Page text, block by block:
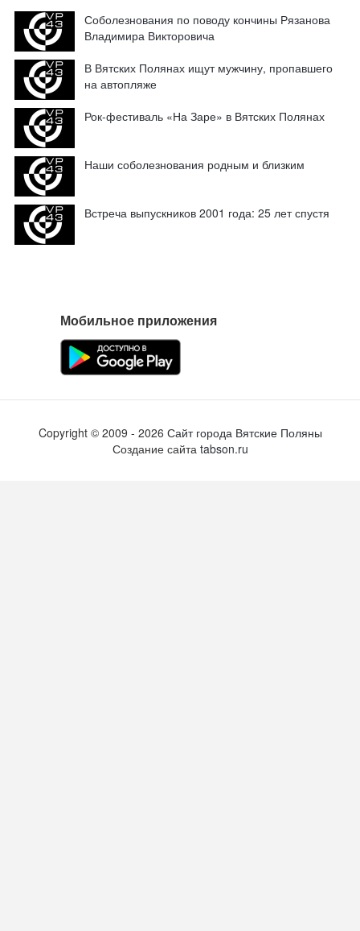
Соболезнования по поводу кончины Рязанова
Владимира Викторовича
В Вятских Полянах ищут мужчину, пропавшего
на автопляже
Рок-фестиваль «На Заре» в Вятских Полянах
Наши соболезнования родным и близким
Встреча выпускников 2001 года: 25 лет спустя
Мобильное приложения
Copyright © 2009 - 2026 Сайт города Вятские Поляны
Создание сайта tabson.ru